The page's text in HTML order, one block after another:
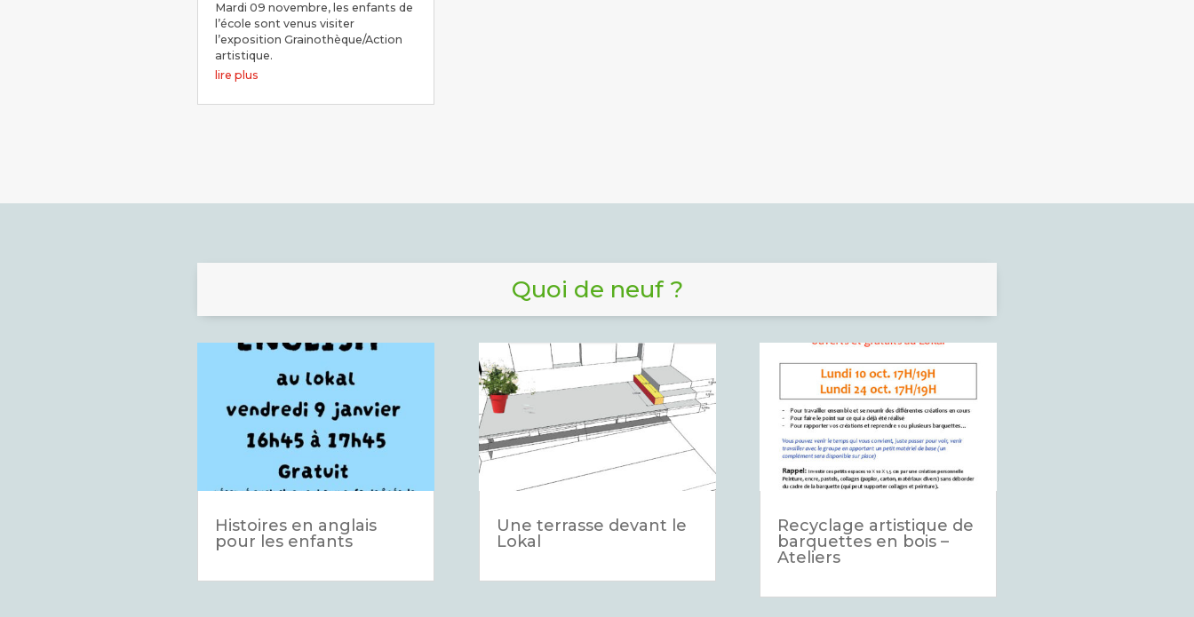
Mardi 09 novembre, les enfants de
l’école sont venus visiter
l’exposition Grainothèque/Action
artistique.
lire plus
Quoi de neuf ?
Histoires en anglais
pour les enfants
Une terrasse devant le
Lokal
Recyclage artistique de
barquettes en bois –
Ateliers